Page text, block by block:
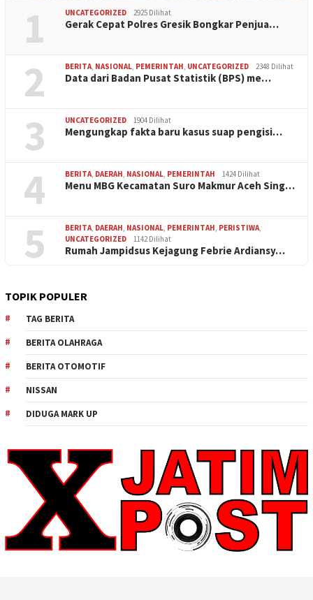
1 UNCATEGORIZED 2925 Dilihat
Gerak Cepat Polres Gresik Bongkar Penjua…
2 BERITA, NASIONAL, PEMERINTAH, UNCATEGORIZED 2348 Dilihat
Data dari Badan Pusat Statistik (BPS) me…
3 UNCATEGORIZED 1904 Dilihat
Mengungkap fakta baru kasus suap pengisi…
4 BERITA, DAERAH, NASIONAL, PEMERINTAH 1424 Dilihat
Menu MBG Kecamatan Suro Makmur Aceh Sing…
5 BERITA, DAERAH, NASIONAL, PEMERINTAH, PERISTIWA,
UNCATEGORIZED
1142 Dilihat
Rumah Jampidsus Kejagung Febrie Ardiansy…
TOPIK POPULER
TAG BERITA
BERITA OLAHRAGA
BERITA OTOMOTIF
NISSAN
DIDUGA MARK UP